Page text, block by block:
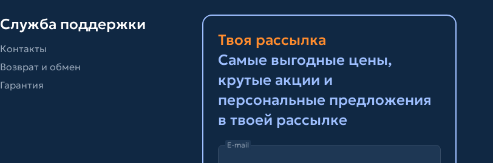
Служба поддержки
Контакты
Возврат и обмен
Гарантия
Твоя рассылка
Самые выгодные цены,
крутые акции и
персональные предложения
в твоей рассылке
E-mail